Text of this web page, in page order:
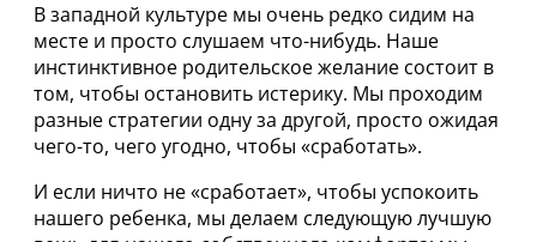
В западной культуре мы очень редко сидим на
месте и просто слушаем что-нибудь. Наше
инстинктивное родительское желание состоит в
том, чтобы остановить истерику. Мы проходим
разные стратегии одну за другой, просто ожидая
чего-то, чего угодно, чтобы «сработать».
И если ничто не «сработает», чтобы успокоить
нашего ребенка, мы делаем следующую лучшую